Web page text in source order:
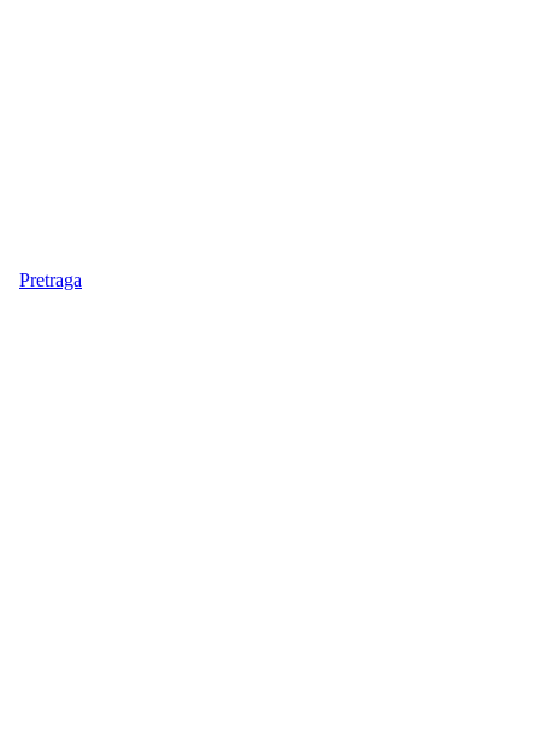
Pretraga